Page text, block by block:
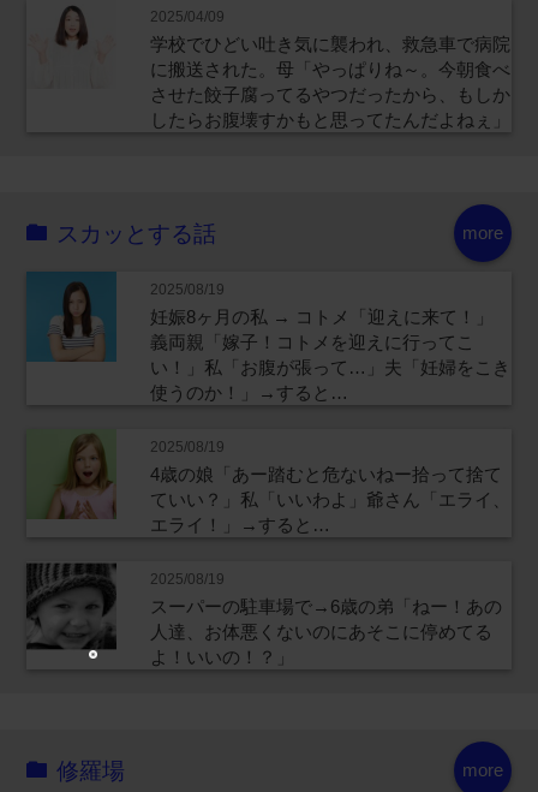
2025/04/09
学校でひどい吐き気に襲われ、救急車で病院
に搬送された。母「やっぱりね～。今朝食べ
させた餃子腐ってるやつだったから、もしか
したらお腹壊すかもと思ってたんだよねぇ」
more
スカッとする話
2025/08/19
妊娠8ヶ月の私 → コトメ「迎えに来て！」
義両親「嫁子！コトメを迎えに行ってこ
い！」私「お腹が張って…」夫「妊婦をこき
使うのか！」→すると…
2025/08/19
4歳の娘「あー踏むと危ないねー拾って捨て
ていい？」私「いいわよ」爺さん「エライ、
エライ！」→すると…
2025/08/19
スーパーの駐車場で→6歳の弟「ねー！あの
人達、お体悪くないのにあそこに停めてる
よ！いいの！？」
more
修羅場